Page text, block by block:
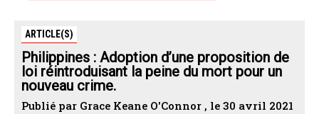
ARTICLE(S)
Philippines : Adoption d’une proposition de
loi réintroduisant la peine du mort pour un
nouveau crime.
Publié par Grace Keane O'Connor , le 30 avril 2021